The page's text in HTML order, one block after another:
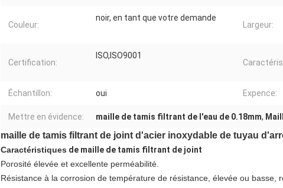
Couleur:
noir, en tant que votre demande
Largeur:
Certification:
ISO,ISO9001
Échantillon: oui Expence:
Mettre en évidence: maille de tamis filtrant de l'eau de 0.18mm,
maille de tamis filtrant de joint d'acier inoxydable de tuyau
Caractéristiques de maille de tamis filtrant de joint
Porosité élevée et excellente perméabilité.
Résistance à la corrosion de température de résistance, élevée ou basse,